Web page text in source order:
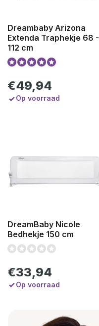
Dreambaby Arizona
Extenda Traphekje 68 -
112 cm
€49,94
Op voorraad
DreamBaby Nicole
Bedhekje 150 cm
€33,94
Op voorraad